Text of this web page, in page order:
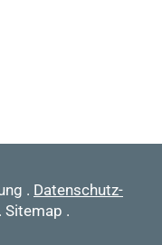
. Datenschutz-
. Sitemap .